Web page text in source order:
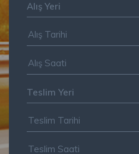
Alış Yeri
Teslim Yeri